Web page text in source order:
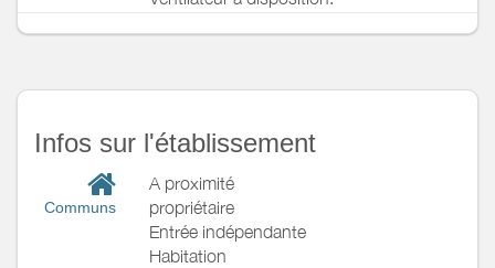
Infos sur l'établissement
Communs
A proximité
propriétaire
Entrée indépendante
Habitation